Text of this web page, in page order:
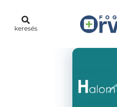
keresés